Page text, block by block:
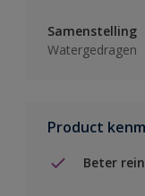
Samenstelling
Watergedragen
Product
Beter